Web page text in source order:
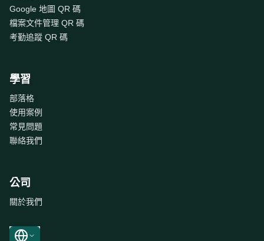
Google 地圖 QR 碼
檔案文件管理 QR 碼
考勤追蹤 QR 碼
學習
部落格
使用案例
常見問題
聯絡我們
公司
關於我們